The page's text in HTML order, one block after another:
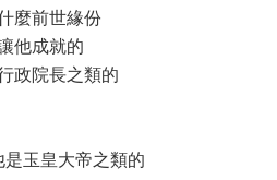
麼前世緣份
他成就的
政院長之類的
玉皇大帝之類的